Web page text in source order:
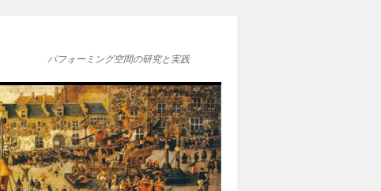
パフォーミング空間の研究と実践